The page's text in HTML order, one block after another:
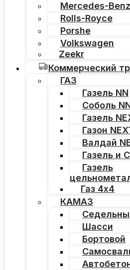
Mercedes-Benz
Rolls-Royce
Porshe
Volkswagen
Zeekr
Коммерческий
ГАЗ
Газель NN
Соболь
Газель
Газон
Валдай
Газель и
Газель
Газ 4х4
КАМАЗ
Шасси
Бортовой